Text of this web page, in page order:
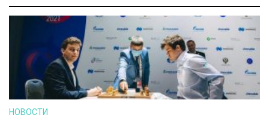
НОВОСТИ